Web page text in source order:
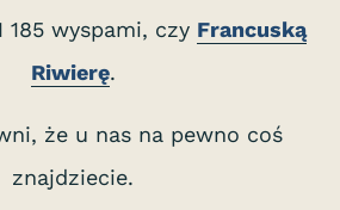
185 wyspami, czy Francuską
Riwierę.
że u nas na pewno coś
znajdziecie.